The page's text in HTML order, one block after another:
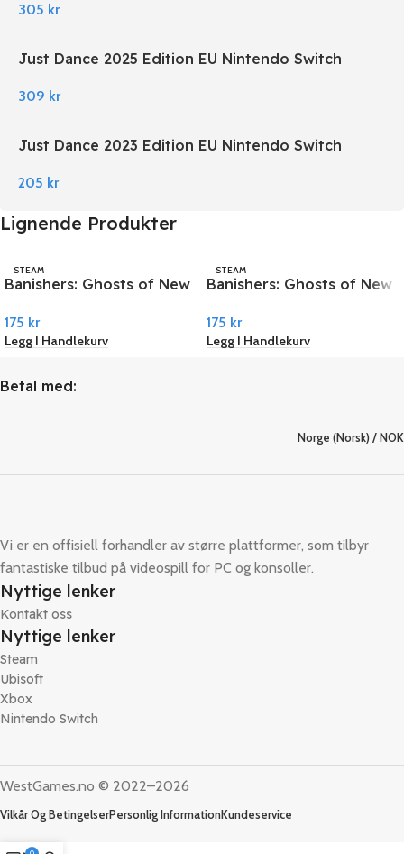
305 kr
Just Dance 2025 Edition EU Nintendo Switch
309 kr
Just Dance 2023 Edition EU Nintendo Switch
205 kr
Lignende Produkter
STEAM
Banishers: Ghosts of New
175 kr
Legg I Handlekurv
STEAM
Banishers: Ghosts of New
175 kr
Legg I Handlekurv
Betal med:
Norge (Norsk) / NOK
Vi er en offisiell forhandler av større plattformer, som tilbyr
fantastiske tilbud på videospill for PC og konsoller.
Nyttige lenker
Kontakt oss
Nyttige lenker
Steam
Ubisoft
Xbox
Nintendo Switch
WestGames.no © 2022–2026
Vilkår Og BetingelserPersonlig InformationKundeservice